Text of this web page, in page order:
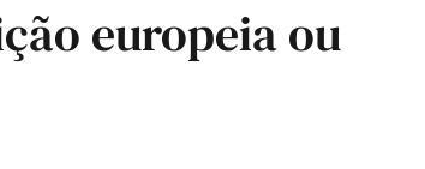
europeia ou